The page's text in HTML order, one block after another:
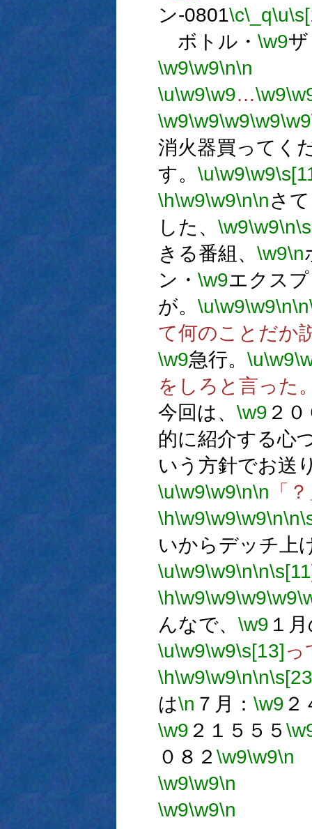
ン-0801\c\_q\u
ボトル・ \w9
\w9\w9\n\n
\u\w9\w9…\w9
\w9\w9\w9\w9\w9
消火器買ってく
す。 \u\w9\w9
\h\w9\w9\n\nさ
した、 \w9\w9\n
きる番組、 \w9\n
ン・ \w9エクス
が。 \u\w9\w9\n\n
て何のことだか
\w9急行。 \u\w9
をしろと言った
今回は、 \w9 ２
的に紹介する心
いう方針でお送
\u\w9\w9\n\n 「
\h\w9\w9\w9\n\n
いからデッチ上
\u\w9\w9\n\n
\h\w9\w9\w9\w9
んなで、 \w9 １
\u\w9\w9\s[13]っ
\h\w9\w9\n\n
は\n ７月： \w9 ２
\w9 ２１５５５
０８２ \w9\w9\n
\w9\w9\n
\w9\w9\n